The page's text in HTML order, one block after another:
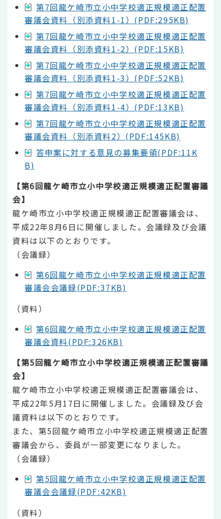
第7回龍ケ崎市立小中学校適正規模適正配置
審議会資料（別添資料1-1）(PDF:295KB)
第7回龍ケ崎市立小中学校適正規模適正配置
審議会資料（別添資料1-2）(PDF:15KB)
第7回龍ケ崎市立小中学校適正規模適正配置
審議会資料（別添資料1-3）(PDF:52KB)
第7回龍ケ崎市立小中学校適正規模適正配置
審議会資料（別添資料1-4）(PDF:13KB)
第7回龍ケ崎市立小中学校適正規模適正配置
審議会資料（別添資料2）(PDF:145KB)
答申案に対する意見の募集要領(PDF:11K
B)
【第6回龍ケ崎市立小中学校適正規模適正配置審議
会】
龍ケ崎市立小中学校適正規模適正配置審議会は、
平成22年8月6日に開催しました。会議録及び会議
資料は以下のとおりです。
（会議録）
第6回龍ケ崎市立小中学校適正規模適正配置
審議会会議録(PDF:37KB)
（資料）
第6回龍ケ崎市立小中学校適正規模適正配置
審議会資料(PDF:326KB)
【第5回龍ケ崎市立小中学校適正規模適正配置審議
会】
龍ケ崎市立小中学校適正規模適正配置審議会は、
平成22年5月17日に開催しました。会議録及び会
議資料は以下のとおりです。
また、第5回龍ケ崎市立小中学校適正規模適正配置
審議会から、委員が一部変更になりました。
（会議録）
第5回龍ケ崎市立小中学校適正規模適正配置
審議会会議録(PDF:42KB)
（資料）